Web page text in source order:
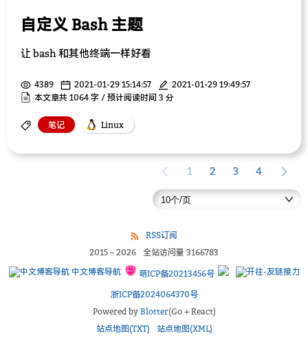
自定义 Bash 主题
让 bash 和其他终端一样好看
4389 2021-01-29 15:14:57
2021-01-29 19:49:57
本文章共 1064 字 / 预计阅读时间 3 分
笔记 Linux
1 2 3 4
RSS订阅
2015 – 2026 全站访问量 3166783
中文博客导航
萌ICP备20213456号
浙ICP备2024064370号
Powered by Blotter(Go + React)
站点地图(TXT)
站点地图(XML)